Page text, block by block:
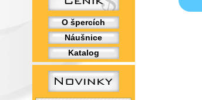
O špercích
Náušnice
Katalog